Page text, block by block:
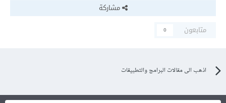
مشاركة
متابعون
0
اذهب الى مقالات البرامج والتطبيقات